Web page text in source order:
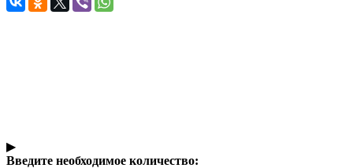
▶
Введите необходимое количество: